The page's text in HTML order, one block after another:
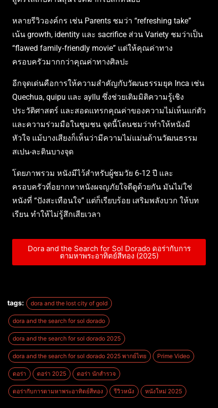
หลายรีวิวองค์กร เช่น Parents ชมว่า “refreshing take”
เน้น growth, identity และ sacrifice ส่วน Variety ชมว่าเป็น
“flawed family‑friendly movie” แต่ให้คุณค่าทาง
ครอบครัวมากกว่าคุณค่าทางศิลปะ
อีกจุดเด่นคือการให้ความสำคัญกับวัฒนธรรมยุค Inca เช่น
Quechua, quipu และ ayllu ซึ่งช่วยเติมมิติความรู้เชิง
ประวัติศาสตร์ และสอดแทรกคุณค่าของความไม่เห็นแก่ตัว
และความร่วมมือในชุมชน จุดนี้โดนชมว่าทำให้หนังมี
หัวใจ แม้บางเสียงก็เห็นว่ามีความไม่แม่นด้านวัฒนธรรม
สเปน-ละตินบางจุด
โดยภาพรวม หนังมีไว้สำหรับผู้ชมวัย 6‑12 ปี และ
ครอบครัวที่อยากหาหนังผจญภัยใจดีดูด้วยกัน มันไม่ใช่
หนังที่ “ปังสะเทือนใจ” แต่ก็เรียบร้อย เสริมพลังบวก ให้บท
เรียน ทำให้ไม่รู้สึกเสียเวลา
Dora and the Search for Sol Dorado ดอร่ากับการ
ตามหาพระอาทิตย์สีทอง (2025)
tags: dora and the lost city of gold
dora and the search for sol dorado
dora and the search for sol dorado 2025
dora and the search for sol dorado 2025 พากย์ไทย Prime Video
ดอร่า ดอร่า 2025 ดอร่า นักสำรวจ
ดอร่ากับการตามหาพระอาทิตย์สีทอง รีวิวหนัง หนังใหม่ 2025